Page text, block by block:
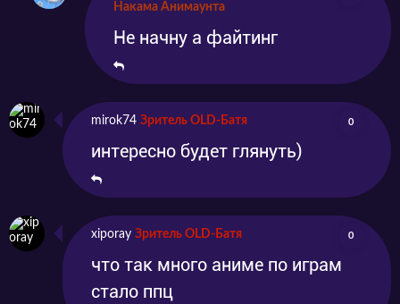
Накама Анимаунта
Не начну а файтинг
mirok74 Зритель OLD-Батя 0
интересно будет глянуть)
xiporay Зритель OLD-Батя 0
что так много аниме по играм
стало ппц